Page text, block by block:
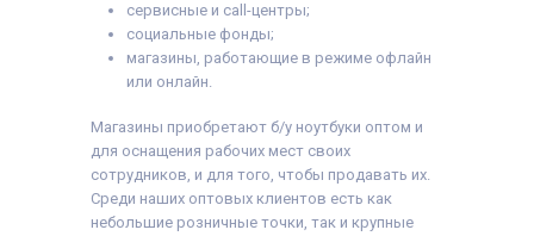
сервисные и call-центры;
социальные фонды;
магазины, работающие в режиме офлайн
или онлайн.
Магазины приобретают б/у ноутбуки оптом и
для оснащения рабочих мест своих
сотрудников, и для того, чтобы продавать их.
Среди наших оптовых клиентов есть как
небольшие розничные точки, так и крупные